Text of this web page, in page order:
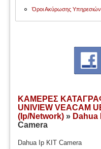
Όροι Ακύρωσης Υπηρεσιών
ΚΑΜΕΡΕΣ
UNIVIEW VEACAM
(Ip/Network) » Dahua
Camera
Dahua Ip KIT Camera